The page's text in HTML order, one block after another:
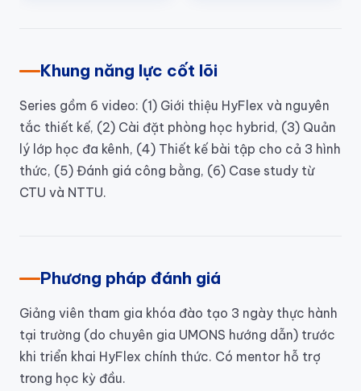
Khung năng lực cốt lõi
Series gồm 6 video: (1) Giới thiệu HyFlex và nguyên
tắc thiết kế, (2) Cài đặt phòng học hybrid, (3) Quản
lý lớp học đa kênh, (4) Thiết kế bài tập cho cả 3 hình
thức, (5) Đánh giá công bằng, (6) Case study từ
CTU và NTTU.
Phương pháp đánh giá
Giảng viên tham gia khóa đào tạo 3 ngày thực hành
tại trường (do chuyên gia UMONS hướng dẫn) trước
khi triển khai HyFlex chính thức. Có mentor hỗ trợ
trong học kỳ đầu.